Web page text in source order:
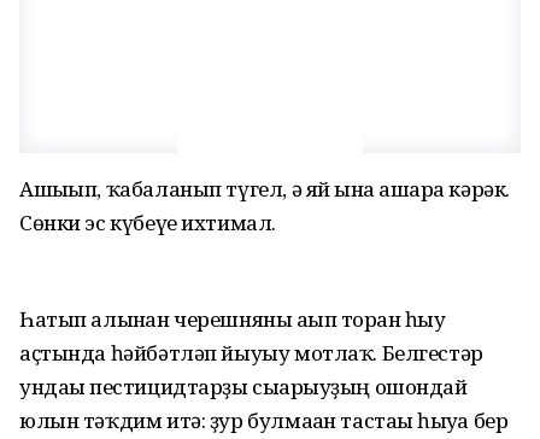
Ашығып, ҡабаланып түгел, ә яй ғына ашарға кәрәк.
Сөнки эс күбеүе ихтимал.
Һатып алынған черешняны ағып торған һыу
аҫтында һәйбәтләп йыуыу мотлаҡ. Белгестәр
ундағы пестицидтарҙы сығарыуҙың ошондай
юлын тәҡдим итә: ҙур булмаған тастағы һыуға бер